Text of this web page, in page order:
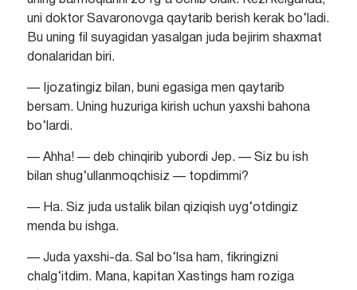
uni doktor Savaronovga qaytarib berish kerak bo‘ladi.
Bu uning fil suyagidan yasalgan juda bejirim shaxmat
donalaridan biri.
— Ijozatingiz bilan, buni egasiga men qaytarib
bersam. Uning huzuriga kirish uchun yaxshi bahona
bo‘lardi.
— Ahha! — deb chinqirib yubordi Jep. — Siz bu ish
bilan shug‘ullanmoqchisiz — topdimmi?
— Ha. Siz juda ustalik bilan qiziqish uyg‘otdingiz
menda bu ishga.
— Juda yaxshi-da. Sal bo‘lsa ham, fikringizni
chalg‘itdim. Mana, kapitan Xastings ham roziga